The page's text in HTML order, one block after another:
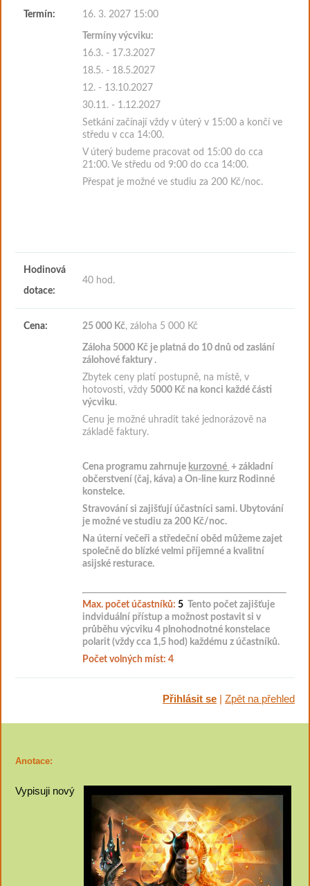
Termín: 16. 3. 2027 15:00
Termíny výcviku:
16.3. - 17.3.2027
18.5. - 18.5.2027
12. - 13.10.2027
30.11. - 1.12.2027
Setkání začínají vždy v úterý v 15:00 a končí ve
středu v cca 14:00.
V úterý budeme pracovat od 15:00 do cca
21:00. Ve středu od 9:00 do cca 14:00.
Přespat je možné ve studiu za 200 Kč/noc.
Hodinová
dotace:
40 hod.
Cena: 25 000 Kč, záloha 5 000 Kč
Záloha 5000 Kč je platná do 10 dnů od zaslání
zálohové faktury .
Zbytek ceny platí postupně, na místě, v
hotovosti, vždy 5000 Kč na konci každé části
výcviku.
Cenu je možné uhradit také jednorázově na
základě faktury.
Cena programu zahrnuje kurzovné + základní
občerstvení (čaj, káva) a On-line kurz Rodinné
konstelce.
Stravování si zajišťují účastníci sami. Ubytování
je možné ve studiu za 200 Kč/noc.
Na úterní večeři a středeční oběd můžeme zajet
společně do blízké velmi příjemné a kvalitní
asijské resturace.
Max. počet účastníků: 5 Tento počet zajišťuje
indviduální přístup a možnost postavit si v
průběhu výcviku 4 plnohodnotné konstelace
polarit (vždy cca 1,5 hod) každému z účastníků.
Počet volných míst: 4
Přihlásit se | Zpět na přehled
Anotace:
Vypisuji nový